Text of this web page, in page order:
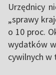
Urzędnicy
„sprawy
o 10 proc.
wydatków
cywilnych w